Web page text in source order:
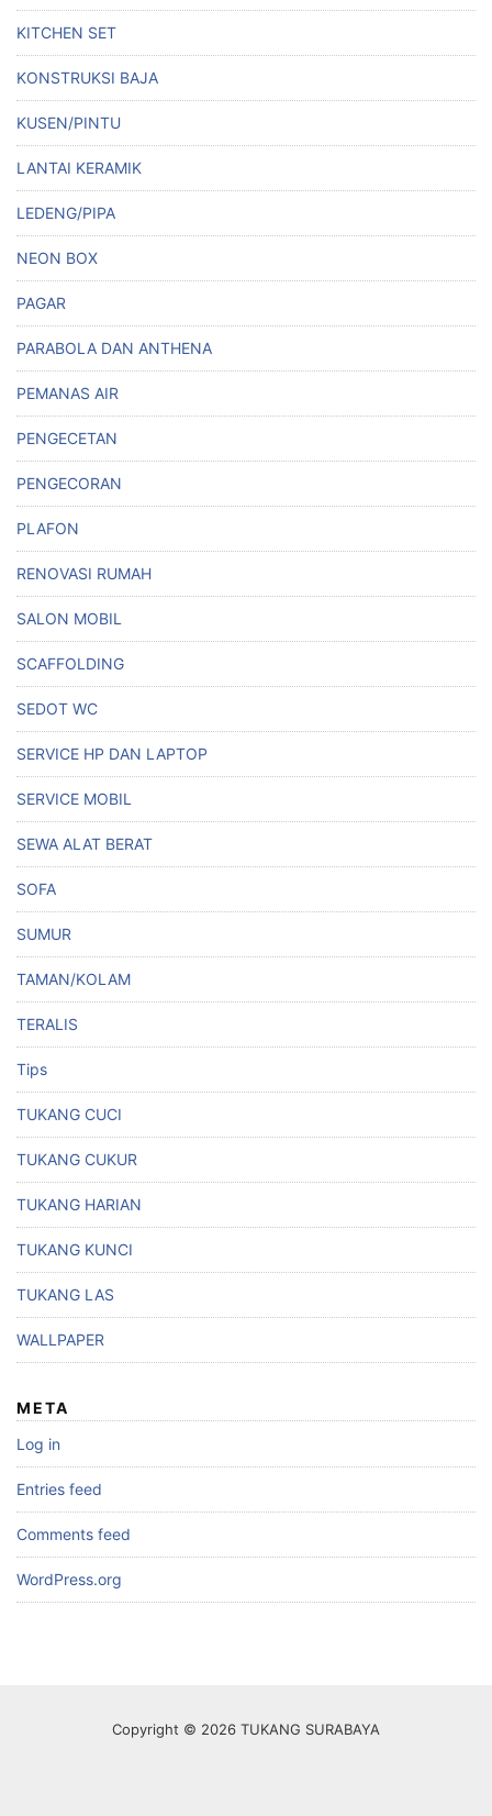
KITCHEN SET
KONSTRUKSI BAJA
KUSEN/PINTU
LANTAI KERAMIK
LEDENG/PIPA
NEON BOX
PAGAR
PARABOLA DAN ANTHENA
PEMANAS AIR
PENGECETAN
PENGECORAN
PLAFON
RENOVASI RUMAH
SALON MOBIL
SCAFFOLDING
SEDOT WC
SERVICE HP DAN LAPTOP
SERVICE MOBIL
SEWA ALAT BERAT
SOFA
SUMUR
TAMAN/KOLAM
TERALIS
Tips
TUKANG CUCI
TUKANG CUKUR
TUKANG HARIAN
TUKANG KUNCI
TUKANG LAS
WALLPAPER
META
Log in
Entries feed
Comments feed
WordPress.org
Copyright © 2026 TUKANG SURABAYA